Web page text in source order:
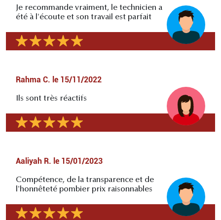
Je recommande vraiment, le technicien a
été à l'écoute et son travail est parfait
Rahma C. le 15/11/2022
Ils sont très réactifs
Aaliyah R. le 15/01/2023
Compétence, de la transparence et de
l'honnêteté pombier prix raisonnables